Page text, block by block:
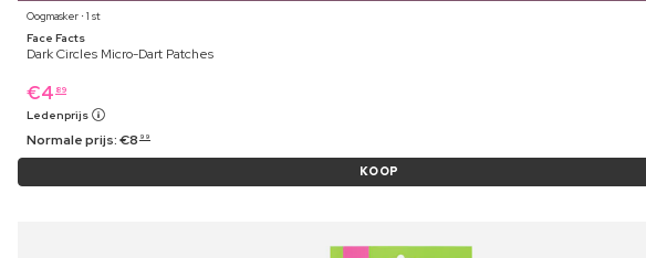
Oogmasker ⋅ 1 st
Face Facts
Dark Circles Micro-Dart Patches
€4 89
Ledenprijs
Normale prijs:€8 99
KOOP